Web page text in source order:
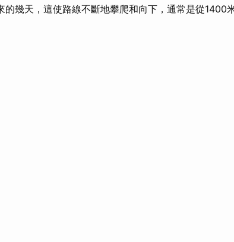
的幾天，這使路線不斷地攀爬和向下，通常是從1400